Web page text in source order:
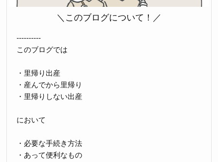
＼このブログについて！／
----------
このブログでは
・里帰り出産
・産んでから里帰り
・里帰りしない出産
において
・必要な手続き方法
・あって便利なもの